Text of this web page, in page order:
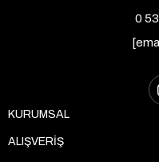
0
KURUMSAL
ALIŞVERİŞ